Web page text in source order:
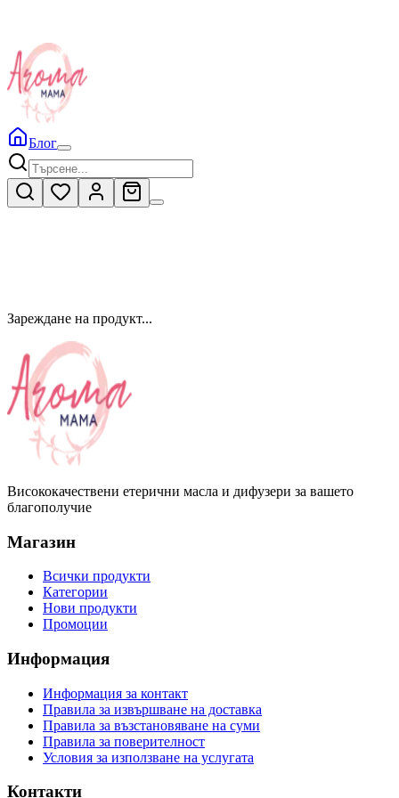
Блог
Зареждане на продукт...
Висококачествени етерични масла и дифузери за вашето
благополучие
Магазин
Всички продукти
Категории
Нови продукти
Промоции
Информация
Информация за контакт
Правила за извършване на доставка
Правила за възстановяване на суми
Правила за поверителност
Условия за използване на услугата
Контакти